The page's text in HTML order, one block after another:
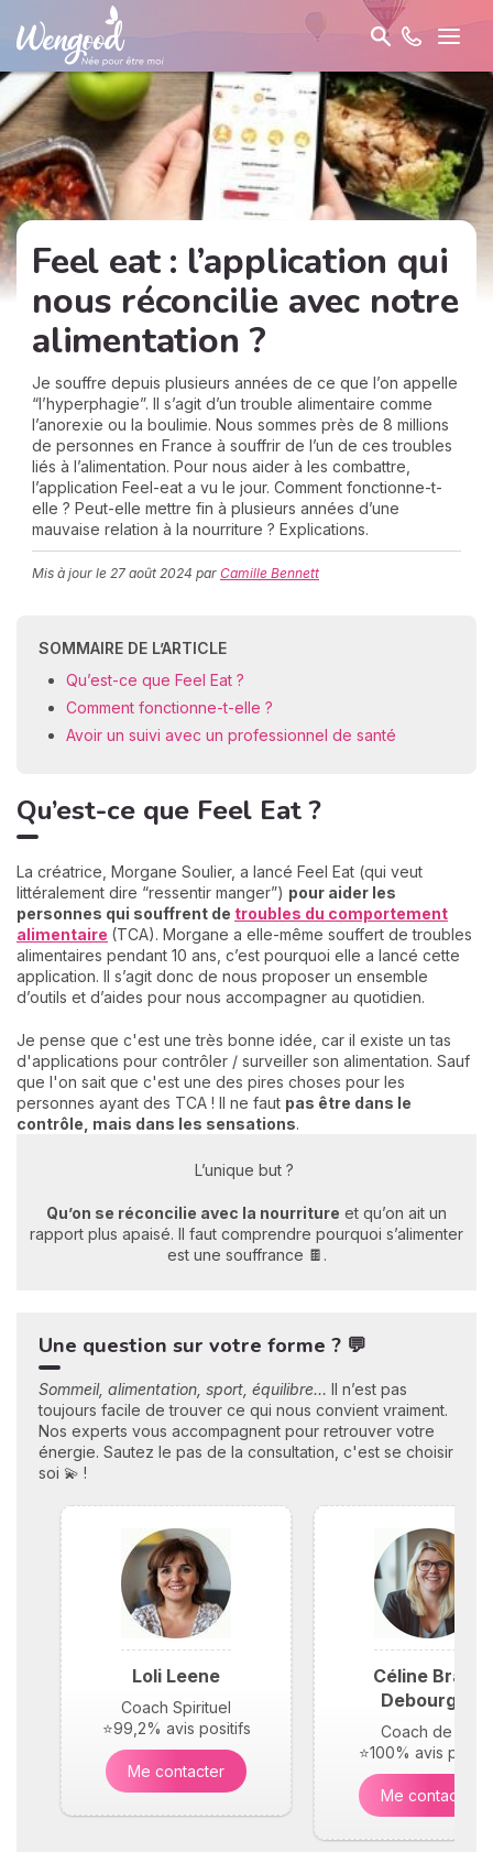
Feel eat : l’application qui
nous réconcilie avec notre
alimentation ?
Je souffre depuis plusieurs années de ce que l’on appelle
“l’hyperphagie”. Il s’agit d’un trouble alimentaire comme
l’anorexie ou la boulimie. Nous sommes près de 8 millions
de personnes en France à souffrir de l’un de ces troubles
liés à l’alimentation. Pour nous aider à les combattre,
l’application Feel-eat a vu le jour. Comment fonctionne-t-
elle ? Peut-elle mettre fin à plusieurs années d’une
mauvaise relation à la nourriture ? Explications.
Mis à jour le 27 août 2024 par Camille Bennett
SOMMAIRE DE L’ARTICLE
Qu’est-ce que Feel Eat ?
Comment fonctionne-t-elle ?
Avoir un suivi avec un professionnel de santé
Qu’est-ce que Feel Eat ?
La créatrice, Morgane Soulier, a lancé Feel Eat (qui veut
littéralement dire “ressentir manger”) pour aider les
personnes qui souffrent de troubles du comportement
alimentaire (TCA). Morgane a elle-même souffert de troubles
alimentaires pendant 10 ans, c’est pourquoi elle a lancé cette
application. Il s’agit donc de nous proposer un ensemble
d’outils et d’aides pour nous accompagner au quotidien.
Je pense que c'est une très bonne idée, car il existe un tas
d'applications pour contrôler / surveiller son alimentation. Sauf
que l'on sait que c'est une des pires choses pour les
personnes ayant des TCA ! Il ne faut pas être dans le
contrôle, mais dans les sensations.
L’unique but ?
Qu’on se réconcilie avec la nourriture et qu’on ait un
rapport plus apaisé. Il faut comprendre pourquoi s’alimenter
est une souffrance 🍫.
Une question sur votre forme ? 💬
Sommeil, alimentation, sport, équilibre… Il n’est pas
toujours facile de trouver ce qui nous convient vraiment.
Nos experts vous accompagnent pour retrouver votre
énergie. Sautez le pas de la consultation, c'est se choisir
soi 💫 !
Loli Leene
Coach Spirituel
⭐99,2% avis positifs
Me contacter
Céline Braun
Debourges
Coach de vie
⭐100% avis
Me contacter